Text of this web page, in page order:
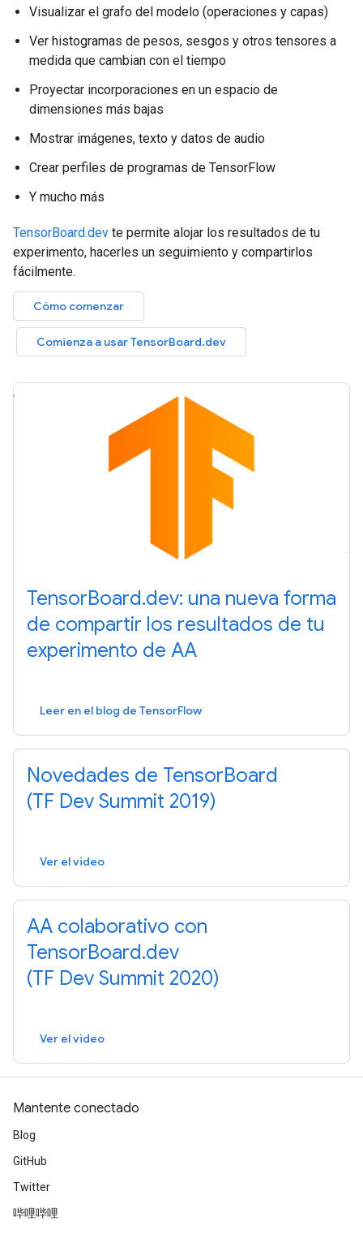
Visualizar el grafo del modelo (operaciones y capas)
Ver histogramas de pesos, sesgos y otros tensores a
medida que cambian con el tiempo
Proyectar incorporaciones en un espacio de
dimensiones más bajas
Mostrar imágenes, texto y datos de audio
Crear perfiles de programas de TensorFlow
Y mucho más
TensorBoard.dev te permite alojar los resultados de tu
experimento, hacerles un seguimiento y compartirlos
fácilmente.
Cómo comenzar
Comienza a usar TensorBoard.dev
TensorBoard.dev: una nueva forma
de compartir los resultados de tu
experimento de AA
Leer en el blog de TensorFlow
Novedades de TensorBoard
(TF Dev Summit 2019)
Ver el video
AA colaborativo con
TensorBoard.dev
(TF Dev Summit 2020)
Ver el video
Mantente conectado
Blog
GitHub
Twitter
哔哩哔哩